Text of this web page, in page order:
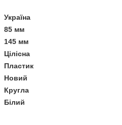
Україна
85 мм
145 мм
Цілісна
Пластик
Новий
Кругла
Білий